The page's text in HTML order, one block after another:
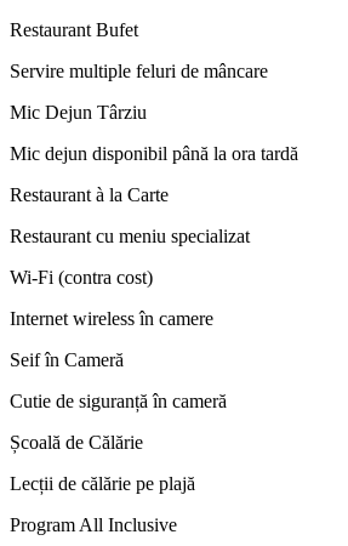
Restaurant Bufet
Servire multiple feluri de mâncare
Mic Dejun Târziu
Mic dejun disponibil până la ora tardă
Restaurant à la Carte
Restaurant cu meniu specializat
Wi-Fi (contra cost)
Internet wireless în camere
Seif în Cameră
Cutie de siguranță în cameră
Școală de Călărie
Lecții de călărie pe plajă
Program All Inclusive